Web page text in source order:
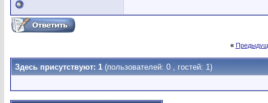
«
Здесь присутствуют: 1 (пользователей: 0 , гостей: 1)